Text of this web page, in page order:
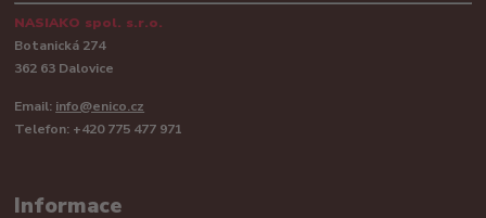
NASIAKO spol. s.r.o.
Botanická 274
362 63 Dalovice
Email: info@enico.cz
Telefon: +420 775 477 971
Informace